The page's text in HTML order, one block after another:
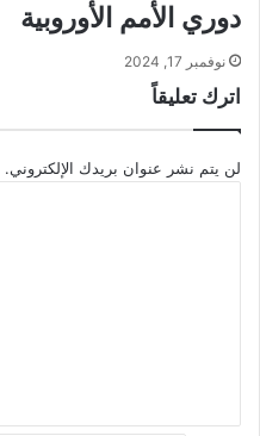
دوري الأمم الأوروبية
نوفمبر 17, 2024
اترك تعليقاً
لن يتم نشر عنوان بريدك الإلكتروني.